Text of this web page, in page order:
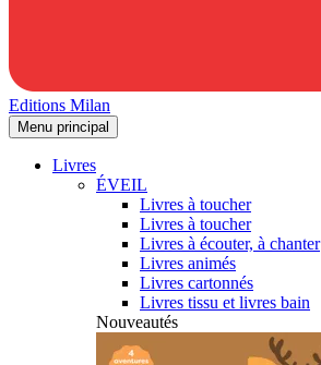
Editions Milan
Menu principal
Livres
ÉVEIL
Livres à toucher
Livres à toucher
Livres à écouter, à chanter
Livres animés
Livres cartonnés
Livres tissu et livres bain
Nouveautés